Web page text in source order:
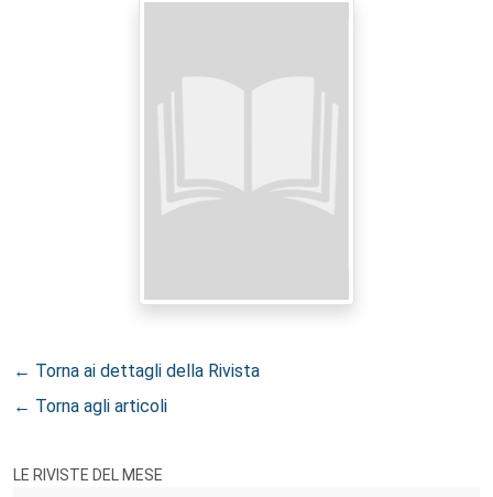
← Torna ai dettagli della Rivista
← Torna agli articoli
LE RIVISTE DEL MESE